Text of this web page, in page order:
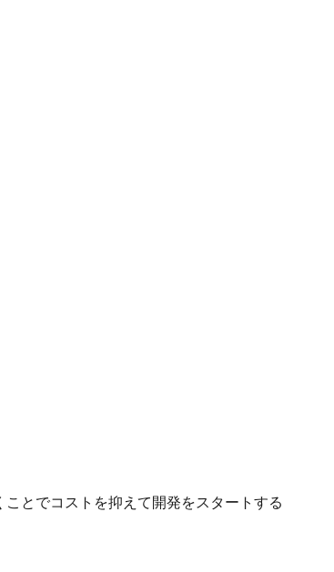
とでコストを抑えて開発をスタートする